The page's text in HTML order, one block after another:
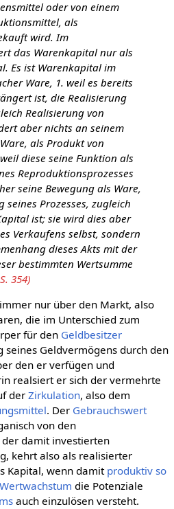
oder von einem
als
wird. Im
das Warenkapital nur als
Es ist Warenkapital im
Ware, 1. weil es bereits
ist, die Realisierung
Realisierung von
aber nichts an seinem
als Produkt von
diese seine Funktion als
Reproduktionsprozesses
seine Bewegung als Ware,
seines Prozesses, zugleich
ist; sie wird dies aber
Verkaufens selbst, sondern
dieses Akts mit der
bestimmten Wertsumme
354)
nur über den Markt, also
die im Unterschied zum
für den Geldbesitzer
seines Geldvermögens durch den
den er verfügen und
realsiert er sich der vermehrte
derZirkulation, also dem
. Der Gebrauchswert
von den
damit investierten
kehrt also als realisierter
Kapital, wenn damit produktiv so
Wertwachstum die Potenziale
auch einzulösen versteht.